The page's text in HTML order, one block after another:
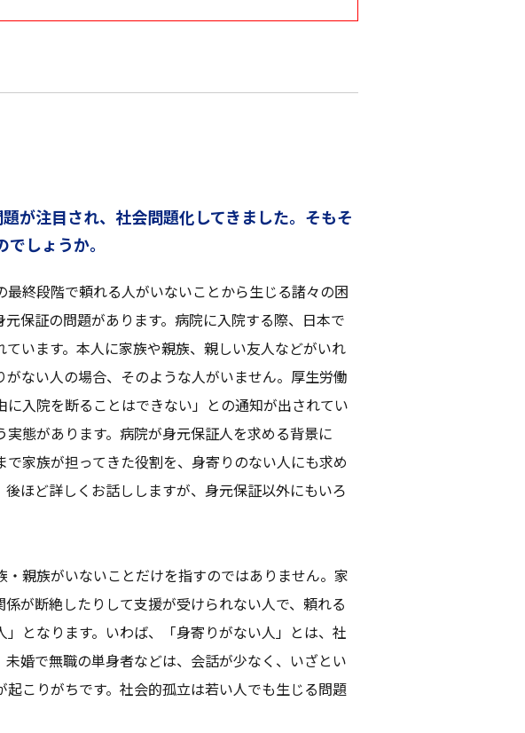
注目され、社会問題化してきました。そもそ
しょうか。
終段階で頼れる人がいないことから生じる諸々の困
保証の問題があります。病院に入院する際、日本で
います。本人に家族や親族、親しい友人などがいれ
ない人の場合、そのような人がいません。厚生労働
入院を断ることはできない」との通知が出されてい
態があります。病院が身元保証人を求める背景に
家族が担ってきた役割を、身寄りのない人にも求め
ほど詳しくお話ししますが、身元保証以外にもいろ
親族がいないことだけを指すのではありません。家
が断絶したりして支援が受けられない人で、頼れる
となります。いわば、「身寄りがない人」とは、社
婚で無職の単身者などは、会話が少なく、いざとい
こりがちです。社会的孤立は若い人でも生じる問題